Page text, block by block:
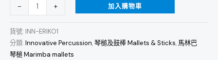
- + 加入購物車
貨號: INN-ERIKO1
分類: Innovative Percussion,琴槌及鼓棒 Mallets & Sticks, 馬林巴
琴槌 Marimba mallets